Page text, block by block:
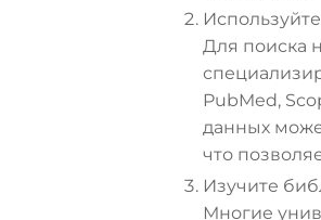
Для поиска
PubMed,
данных
что
Изучите
Многие